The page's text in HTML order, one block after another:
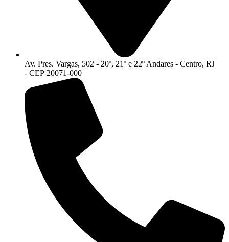
Av. Pres. Vargas, 502 - 20º, 21º e 22º Andares - Centro, RJ
- CEP 20071-000